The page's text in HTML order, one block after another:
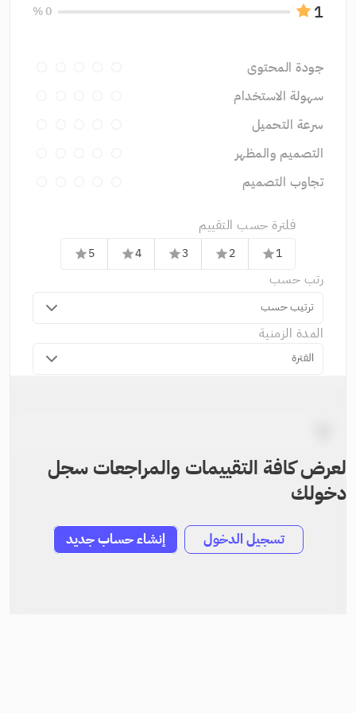
1
0 %
جودة المحتوى
سهولة الاستخدام
سرعة التحميل
التصميم والمظهر
تجاوب التصميم
فلترة حسب التقييم
1
star
2
star
3
star
4
star
5
star
رتب حسب
ترتيب حسب
المدة الزمنية
الفترة
لعرض كافة التقييمات والمراجعات سجل
دخولك
تسجيل الدخول إنشاء حساب جديد